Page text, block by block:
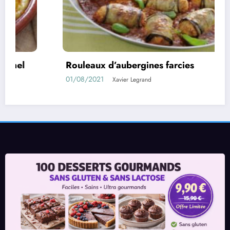
d’aubergines farcies
Xavier Legrand